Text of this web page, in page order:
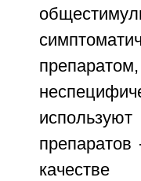
препаратов
качестве